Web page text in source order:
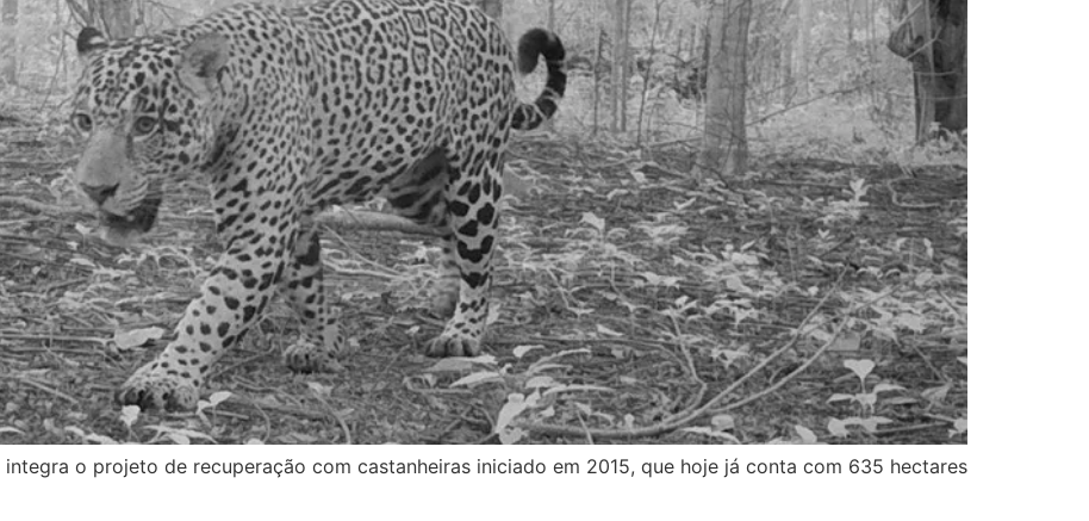
o projeto de recuperação com castanheiras iniciado em 2015, que hoje já conta com 635 hectares